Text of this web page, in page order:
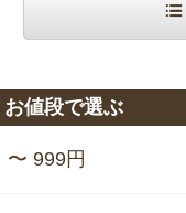
お値段で選ぶ
〜 999円